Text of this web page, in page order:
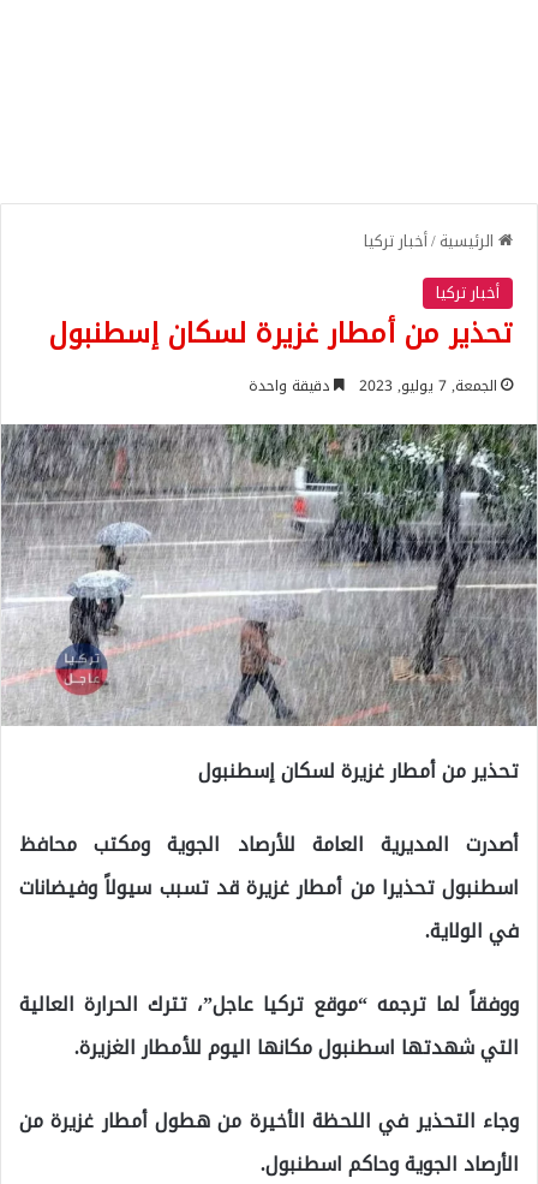
الرئيسية/أخبار تركيا
أخبار تركيا
تحذير من أمطار غزيرة لسكان إسطنبول
الجمعة, 7 يوليو, 2023 دقيقة واحدة
تحذير من أمطار غزيرة لسكان إسطنبول
أصدرت المديرية العامة للأرصاد الجوية ومكتب محافظ
اسطنبول تحذيرا من أمطار غزيرة قد تسبب سيولاً وفيضانات
في الولاية.
ووفقاً لما ترجمه “موقع تركيا عاجل”، تترك الحرارة العالية
التي شهدتها اسطنبول مكانها اليوم للأمطار الغزيرة.
وجاء التحذير في اللحظة الأخيرة من هطول أمطار غزيرة من
الأرصاد الجوية وحاكم اسطنبول.